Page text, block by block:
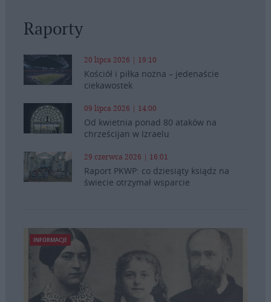
Raporty
20 lipca 2026 | 19:10
Kościół i piłka nożna – jedenaście
ciekawostek
09 lipca 2026 | 14:00
Od kwietnia ponad 80 ataków na
chrześcijan w Izraelu
29 czerwca 2026 | 16:01
Raport PKWP: co dziesiąty ksiądz na
świecie otrzymał wsparcie
INFORMACJE